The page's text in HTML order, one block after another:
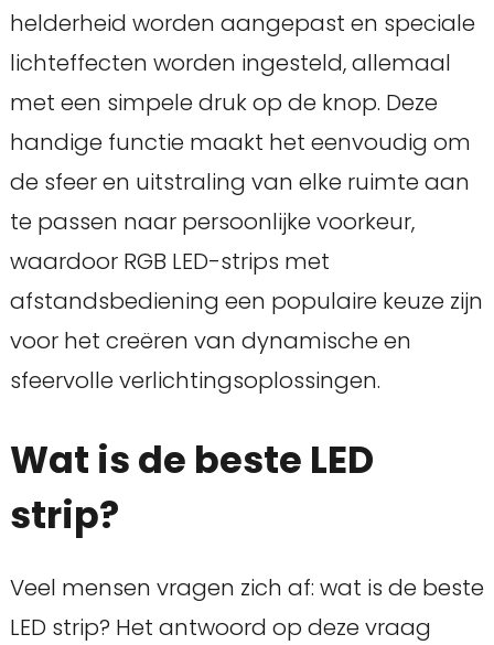
helderheid worden aangepast en speciale
lichteffecten worden ingesteld, allemaal
met een simpele druk op de knop. Deze
handige functie maakt het eenvoudig om
de sfeer en uitstraling van elke ruimte aan
te passen naar persoonlijke voorkeur,
waardoor RGB LED-strips met
afstandsbediening een populaire keuze zijn
voor het creëren van dynamische en
sfeervolle verlichtingsoplossingen.
Wat is de beste LED
strip?
Veel mensen vragen zich af: wat is de beste
LED strip? Het antwoord op deze vraag